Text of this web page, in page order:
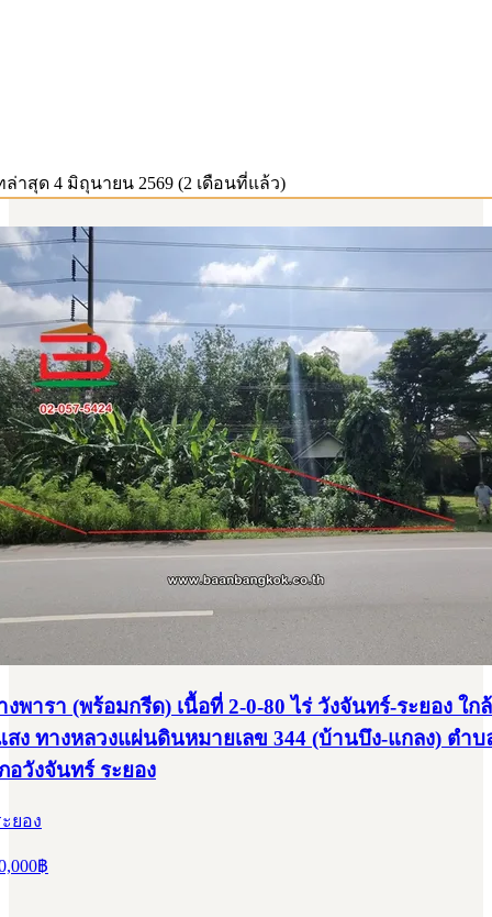
ล่าสุด 4 มิถุนายน 2569 (2 เดือนที่แล้ว)
พารา (พร้อมกรีด) เนื้อที่ 2-0-80 ไร่ วังจันทร์-ระยอง ใก
ง ทางหลวงแผ่นดินหมายเลข 344 (บ้านบึง-แกลง) ตำบ
อวังจันทร์ ระยอง
ยอง
฿